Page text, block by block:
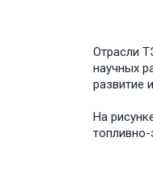
Отрасли
научных
развитие
На
топливно-